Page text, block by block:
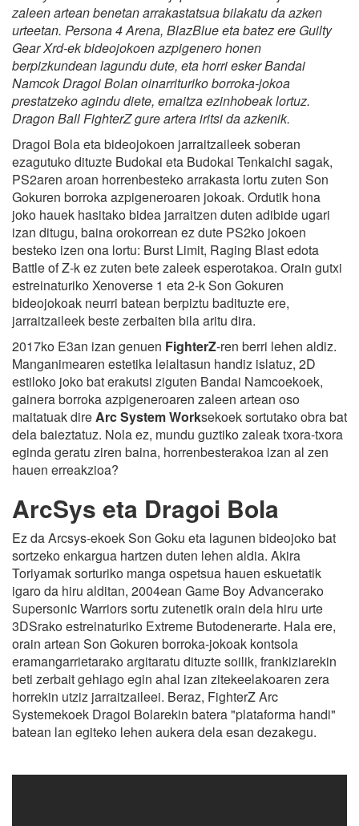
zaleen artean benetan arrakastatsua bilakatu da azken
urteetan. Persona 4 Arena, BlazBlue eta batez ere Guilty
Gear Xrd-ek bideojokoen azpigenero honen
berpizkundean lagundu dute, eta horri esker Bandai
Namcok Dragoi Bolan oinarrituriko borroka-jokoa
prestatzeko agindu diete, emaitza ezinhobeak lortuz.
Dragon Ball FighterZ gure artera iritsi da azkenik.
Dragoi Bola eta bideojokoen jarraitzaileek soberan
ezagutuko dituzte Budokai eta Budokai Tenkaichi sagak,
PS2aren aroan horrenbesteko arrakasta lortu zuten Son
Gokuren borroka azpigeneroaren jokoak. Ordutik hona
joko hauek hasitako bidea jarraitzen duten adibide ugari
izan ditugu, baina orokorrean ez dute PS2ko jokoen
besteko izen ona lortu: Burst Limit, Raging Blast edota
Battle of Z-k ez zuten bete zaleek esperotakoa. Orain gutxi
estreinaturiko Xenoverse 1 eta 2-k Son Gokuren
bideojokoak neurri batean berpiztu badituzte ere,
jarraitzaileek beste zerbaiten bila aritu dira.
2017ko E3an izan genuen FighterZ-ren berri lehen aldiz.
Manganimearen estetika leialtasun handiz islatuz, 2D
estiloko joko bat erakutsi ziguten Bandai Namcoekoek,
gainera borroka azpigeneroaren zaleen artean oso
maitatuak direArc System Worksekoek sortutako obra bat
dela baieztatuz. Nola ez, mundu guztiko zaleak txora-txora
eginda geratu ziren baina, horrenbesterakoa izan al zen
hauen erreakzioa?
ArcSys eta Dragoi Bola
Ez da Arcsys-ekoek Son Goku eta lagunen bideojoko bat
sortzeko enkargua hartzen duten lehen aldia. Akira
Toriyamak sorturiko manga ospetsua hauen eskuetatik
igaro da hiru alditan, 2004ean Game Boy Advancerako
Supersonic Warriors sortu zutenetik orain dela hiru urte
3DSrako estreinaturiko Extreme Butodenerarte. Hala ere,
orain artean Son Gokuren borroka-jokoak kontsola
eramangarrietarako argitaratu dituzte soilik, frankiziarekin
beti zerbait gehiago egin ahal izan zitekeelakoaren zera
horrekin utziz jarraitzaileei. Beraz, FighterZ Arc
Systemekoek Dragoi Bolarekin batera "plataforma handi"
batean lan egiteko lehen aukera dela esan dezakegu.